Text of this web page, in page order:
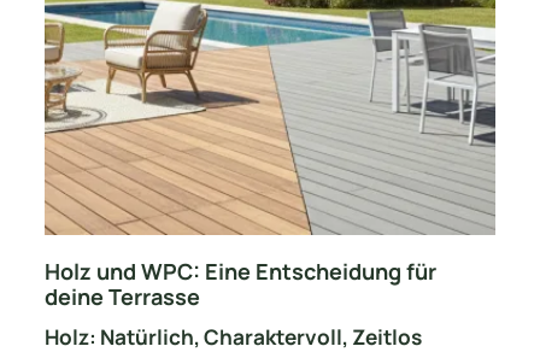
Holz und WPC: Eine Entscheidung für
deine Terrasse
Holz: Natürlich, Charaktervoll, Zeitlos